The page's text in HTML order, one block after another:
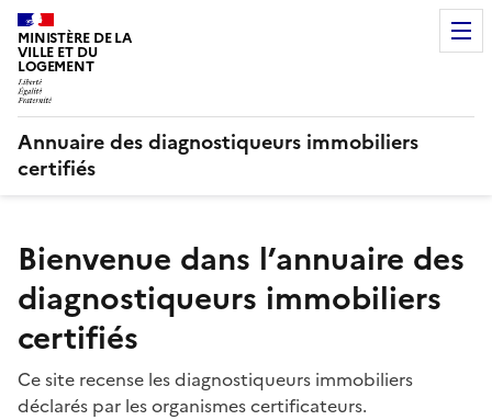
MINISTÈRE DE LA
VILLE ET DU
LOGEMENT
Annuaire des diagnostiqueurs immobiliers
certifiés
Bienvenue dans l’annuaire des
diagnostiqueurs immobiliers
certifiés
Ce site recense les diagnostiqueurs immobiliers
déclarés par les organismes certificateurs.